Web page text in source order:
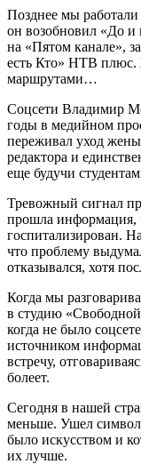
Позднее мы работали
он возобновил «До
на «Пятом канале»,
есть Кто» НТВ плюс.
маршрутами…
Соцсети Владимир
годы в медийном
переживал уход жены
редактора и
еще будучи
Тревожный сигнал
прошла
госпитализирован.
что проблему
отказывался, хотя
Когда мы
в студию
когда не было
источником
встречу,
болеет.
Сегодня в нашей
меньше. Ушел символ
было искусством и
их лучше.